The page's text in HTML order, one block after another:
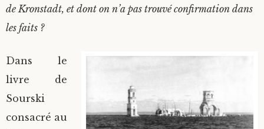
de Kronstadt, et dont on n’a pas trouvé confirmation dans
les faits ?
Dans le
livre de
Sourski
consacré au